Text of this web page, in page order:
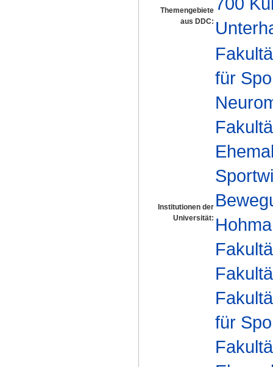
Themengebiete
aus DDC:
Institutionen der
Universität:
für
für